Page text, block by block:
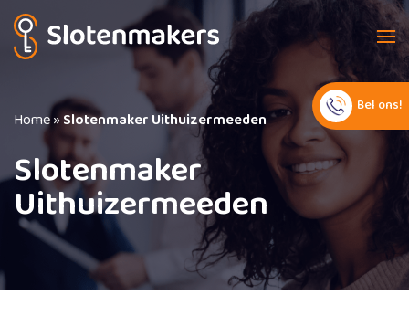
Home»Slotenmaker Uithuizermeeden
Slotenmaker
Uithuizermeeden
Bel ons!